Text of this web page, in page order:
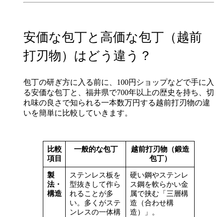
安価な包丁と高価な包丁（越前
打刃物）はどう違う？
包丁の研ぎ方に入る前に、100円ショップなどで手に入
る安価な包丁と、福井県で700年以上の歴史を持ち、切
れ味の良さで知られる一本数万円する越前打刃物の違
いを簡単に比較していきます。
比較
項目
一般的な包丁
越前打刃物（鍛造
包丁）
製
法・
構造
ステンレス板を
型抜きして作ら
れることが多
い。多くがステ
ンレスの一体構
硬い鋼やステンレ
ス鋼を軟らかい金
属で挟む「三層構
造（合わせ構
造）」。